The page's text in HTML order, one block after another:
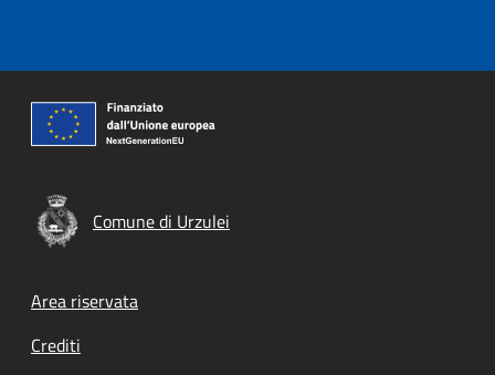
Comune di Urzulei
Footer menu
Area riservata
Crediti